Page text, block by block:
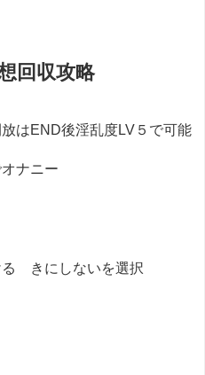
回収攻略
はEND後淫乱度LV５で可能
ナニー
る きにしないを選択